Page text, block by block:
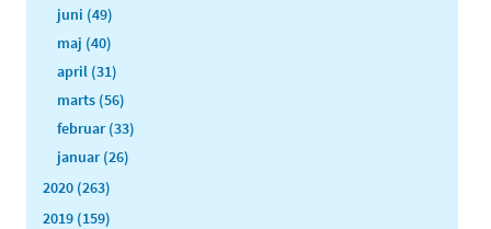
juni (49)
maj (40)
april (31)
marts (56)
februar (33)
januar (26)
2020 (263)
2019 (159)